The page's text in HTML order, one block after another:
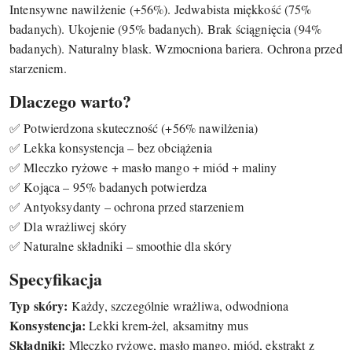
Intensywne nawilżenie (+56%). Jedwabista miękkość (75%
badanych). Ukojenie (95% badanych). Brak ściągnięcia (94%
badanych). Naturalny blask. Wzmocniona bariera. Ochrona przed
starzeniem.
Dlaczego warto?
✅ Potwierdzona skuteczność (+56% nawilżenia)
✅ Lekka konsystencja – bez obciążenia
✅ Mleczko ryżowe + masło mango + miód + maliny
✅ Kojąca – 95% badanych potwierdza
✅ Antyoksydanty – ochrona przed starzeniem
✅ Dla wrażliwej skóry
✅ Naturalne składniki – smoothie dla skóry
Specyfikacja
Typ skóry: Każdy, szczególnie wrażliwa, odwodniona
Konsystencja: Lekki krem-żel, aksamitny mus
Składniki: Mleczko ryżowe, masło mango, miód, ekstrakt z